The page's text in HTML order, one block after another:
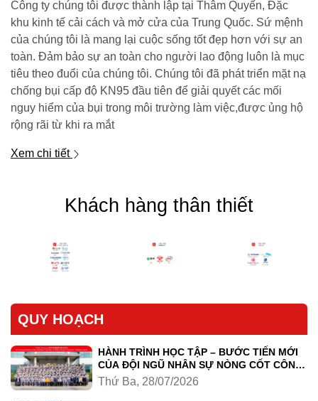
Công ty chúng tôi được thành lập tại Thâm Quyến, Đặc
khu kinh tế cải cách và mở cửa của Trung Quốc. Sứ mệnh
của chúng tôi là mang lại cuộc sống tốt đẹp hơn với sự an
toàn. Đảm bảo sự an toàn cho người lao động luôn là mục
tiêu theo đuổi của chúng tôi. Chúng tôi đã phát triển mặt nạ
chống bụi cấp độ KN95 đầu tiên để giải quyết các mối
nguy hiểm của bụi trong môi trường làm việc,được ủng hộ
rộng rãi từ khi ra mắt
Xem chi tiết
Khách hàng thân thiết
QUY HOẠCH
HÀNH TRÌNH HỌC TẬP – BƯỚC TIẾN MỚI
CỦA ĐỘI NGŨ NHÂN SỰ NÒNG CỐT CÔNG
TY LUYỆN KIM TRẦN HỒNG QUÂN
Thứ Ba, 28/07/2026